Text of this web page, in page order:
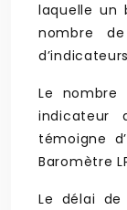
laquelle un
nombre
Le nombre
indicateur
témoigne
Baromètre
Le délai